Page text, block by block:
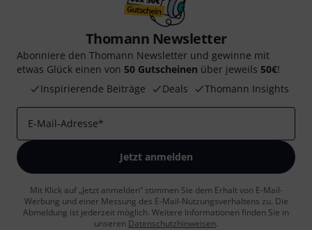
Thomann Newsletter
Abonniere den Thomann Newsletter und gewinne mit
etwas Glück einen von 50 Gutscheinen über jeweils 50€!
Inspirierende Beiträge
Deals Thomann Insights
E-Mail-Adresse*
Jetzt anmelden
Mit Klick auf „Jetzt anmelden“ stimmen Sie dem Erhalt von E-Mail-
Werbung und einer Messung des E-Mail-Nutzungsverhaltens zu. Die
Abmeldung ist jederzeit möglich. Weitere Informationen finden Sie in
unseren Datenschutzhinweisen.